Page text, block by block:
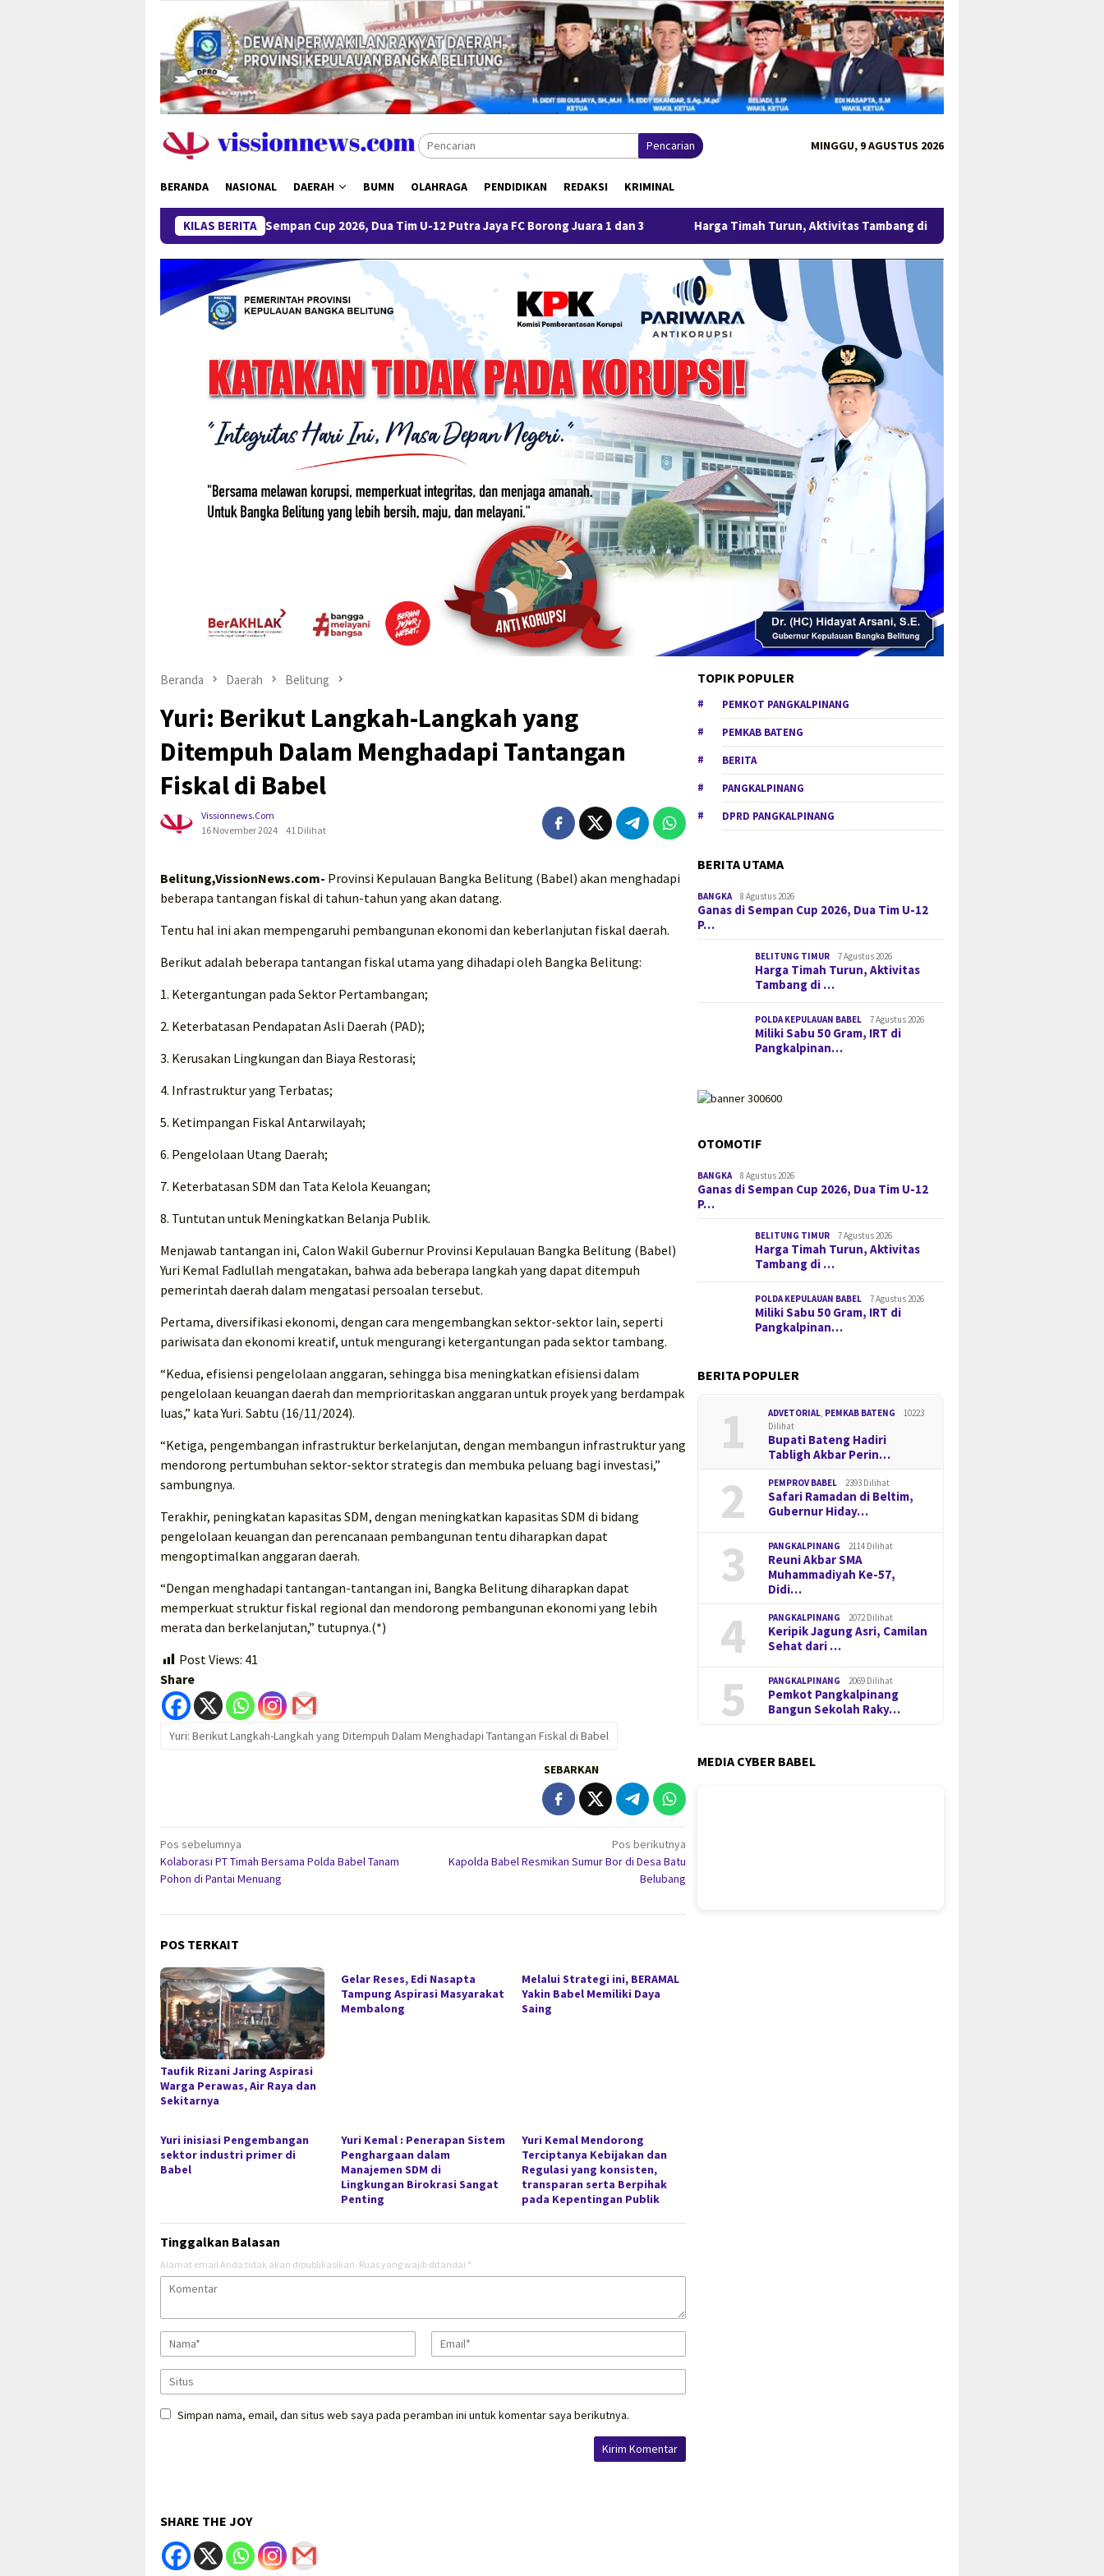
konten
Pencarian MINGGU, 9 AGUSTUS 2026
BERANDA NASIONAL DAERAH BUMN OLAHRAGA PENDIDIKAN REDAKSI KRIMINAL
KILAS BERITA
Ganas di Sempan Cup 2026, Dua Tim U-12 Putra Jaya FC Borong Juara 1 dan 3 Harga Timah Turun, Aktivitas Tambang di Kawasan Lindung Desa Gantung Disorot
Beranda Daerah Belitung
Yuri: Berikut Langkah-Langkah yang
Ditempuh Dalam Menghadapi Tantangan
Fiskal di Babel
Vissionnews.com
16 November 2024
41 Dilihat
Belitung,VissionNews.com- Provinsi Kepulauan Bangka Belitung (Babel) akan menghadapi
beberapa tantangan fiskal di tahun-tahun yang akan datang.
Tentu hal ini akan mempengaruhi pembangunan ekonomi dan keberlanjutan fiskal daerah.
Berikut adalah beberapa tantangan fiskal utama yang dihadapi oleh Bangka Belitung:
1. Ketergantungan pada Sektor Pertambangan;
2. Keterbatasan Pendapatan Asli Daerah (PAD);
3. Kerusakan Lingkungan dan Biaya Restorasi;
4. Infrastruktur yang Terbatas;
5. Ketimpangan Fiskal Antarwilayah;
6. Pengelolaan Utang Daerah;
7. Keterbatasan SDM dan Tata Kelola Keuangan;
8. Tuntutan untuk Meningkatkan Belanja Publik.
Menjawab tantangan ini, Calon Wakil Gubernur Provinsi Kepulauan Bangka Belitung (Babel)
Yuri Kemal Fadlullah mengatakan, bahwa ada beberapa langkah yang dapat ditempuh
pemerintah daerah dalam mengatasi persoalan tersebut.
Pertama, diversifikasi ekonomi, dengan cara mengembangkan sektor-sektor lain, seperti
pariwisata dan ekonomi kreatif, untuk mengurangi ketergantungan pada sektor tambang.
“Kedua, efisiensi pengelolaan anggaran, sehingga bisa meningkatkan efisiensi dalam
pengelolaan keuangan daerah dan memprioritaskan anggaran untuk proyek yang berdampak
luas,” kata Yuri. Sabtu (16/11/2024).
“Ketiga, pengembangan infrastruktur berkelanjutan, dengan membangun infrastruktur yang
mendorong pertumbuhan sektor-sektor strategis dan membuka peluang bagi investasi,”
sambungnya.
Terakhir, peningkatan kapasitas SDM, dengan meningkatkan kapasitas SDM di bidang
pengelolaan keuangan dan perencanaan pembangunan tentu diharapkan dapat
mengoptimalkan anggaran daerah.
“Dengan menghadapi tantangan-tantangan ini, Bangka Belitung diharapkan dapat
memperkuat struktur fiskal regional dan mendorong pembangunan ekonomi yang lebih
merata dan berkelanjutan,” tutupnya.(*)
Post Views: 41
Share
Yuri: Berikut Langkah-Langkah yang Ditempuh Dalam Menghadapi Tantangan Fiskal di Babel
SEBARKAN
Navigasi
pos
Pos sebelumnya
Kolaborasi PT Timah Bersama Polda Babel Tanam
Pohon di Pantai Menuang
Pos berikutnya
Kapolda Babel Resmikan Sumur Bor di Desa Batu
Belubang
POS TERKAIT
Taufik Rizani Jaring Aspirasi
Warga Perawas, Air Raya dan
Sekitarnya
Gelar Reses, Edi Nasapta
Tampung Aspirasi Masyarakat
Membalong
Melalui Strategi ini, BERAMAL
Yakin Babel Memiliki Daya
Saing
Yuri inisiasi Pengembangan
sektor industri primer di
Babel
Yuri Kemal : Penerapan Sistem
Penghargaan dalam
Manajemen SDM di
Lingkungan Birokrasi Sangat
Penting
Yuri Kemal Mendorong
Terciptanya Kebijakan dan
Regulasi yang konsisten,
transparan serta Berpihak
pada Kepentingan Publik
Tinggalkan Balasan
Alamat email Anda tidak akan dipublikasikan. Ruas yang wajib ditandai *
Simpan nama, email, dan situs web saya pada peramban ini untuk komentar saya berikutnya.
TOPIK POPULER
PEMKOT PANGKALPINANG
PEMKAB BATENG
BERITA
PANGKALPINANG
DPRD PANGKALPINANG
BERITA UTAMA
BANGKA 8 Agustus 2026
Ganas di Sempan Cup 2026, Dua Tim U-12
P…
BELITUNG TIMUR 7 Agustus 2026
Harga Timah Turun, Aktivitas
Tambang di …
POLDA KEPULAUAN BABEL 7 Agustus 2026
Miliki Sabu 50 Gram, IRT di
Pangkalpinan…
OTOMOTIF
BANGKA 8 Agustus 2026
Ganas di Sempan Cup 2026, Dua Tim U-12
P…
BELITUNG TIMUR 7 Agustus 2026
Harga Timah Turun, Aktivitas
Tambang di …
POLDA KEPULAUAN BABEL 7 Agustus 2026
Miliki Sabu 50 Gram, IRT di
Pangkalpinan…
BERITA POPULER
1 ADVETORIAL, PEMKAB BATENG
10223
Dilihat
Bupati Bateng Hadiri
Tabligh Akbar Perin…
2 PEMPROV BABEL 2393 Dilihat
Safari Ramadan di Beltim,
Gubernur Hiday…
3 PANGKALPINANG 2114 Dilihat
Reuni Akbar SMA
Muhammadiyah Ke-57,
Didi…
4 PANGKALPINANG 2072 Dilihat
Keripik Jagung Asri, Camilan
Sehat dari …
5 PANGKALPINANG 2069 Dilihat
Pemkot Pangkalpinang
Bangun Sekolah Raky…
MEDIA CYBER BABEL
SHARE THE JOY